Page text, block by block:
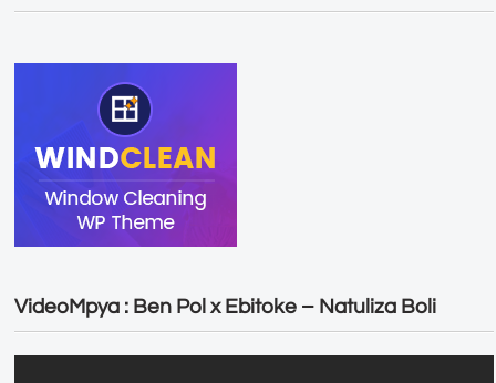
VideoMpya : Ben Pol x Ebitoke – Natuliza Boli